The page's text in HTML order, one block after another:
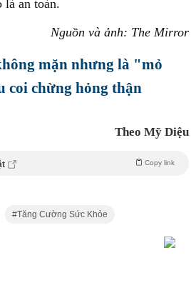
là an toàn.
Nguồn và ảnh: The Mirror
mặn nhưng là "mỏ
coi chừng hỏng thận
Theo Mỹ Diệu
Copy link
Tăng Cường Sức Khỏe